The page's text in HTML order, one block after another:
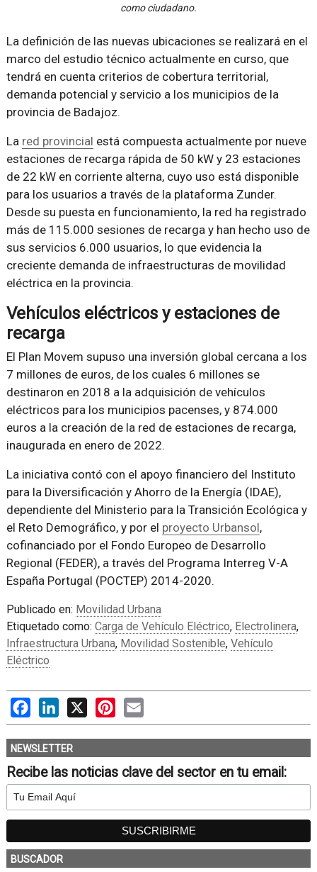
como ciudadano.
La definición de las nuevas ubicaciones se realizará en el
marco del estudio técnico actualmente en curso, que
tendrá en cuenta criterios de cobertura territorial,
demanda potencial y servicio a los municipios de la
provincia de Badajoz.
La red provincial está compuesta actualmente por nueve
estaciones de recarga rápida de 50 kW y 23 estaciones
de 22 kW en corriente alterna, cuyo uso está disponible
para los usuarios a través de la plataforma Zunder.
Desde su puesta en funcionamiento, la red ha registrado
más de 115.000 sesiones de recarga y han hecho uso de
sus servicios 6.000 usuarios, lo que evidencia la
creciente demanda de infraestructuras de movilidad
eléctrica en la provincia.
Vehículos eléctricos y estaciones de
recarga
El Plan Movem supuso una inversión global cercana a los
7 millones de euros, de los cuales 6 millones se
destinaron en 2018 a la adquisición de vehículos
eléctricos para los municipios pacenses, y 874.000
euros a la creación de la red de estaciones de recarga,
inaugurada en enero de 2022.
La iniciativa contó con el apoyo financiero del Instituto
para la Diversificación y Ahorro de la Energía (IDAE),
dependiente del Ministerio para la Transición Ecológica y
el Reto Demográfico, y por el proyecto Urbansol,
cofinanciado por el Fondo Europeo de Desarrollo
Regional (FEDER), a través del Programa Interreg V-A
España Portugal (POCTEP) 2014-2020.
Publicado en: Movilidad Urbana
Etiquetado como: Carga de Vehículo Eléctrico, Electrolinera,
Infraestructura Urbana, Movilidad Sostenible, Vehículo
Eléctrico
FacebookLinkedIn
X PinterestEmail
NEWSLETTER
Recibe las noticias clave del sector en tu email:
BUSCADOR